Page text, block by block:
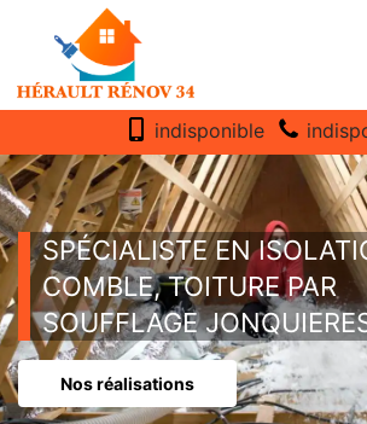
indisponible
SPÉCIALISTE EN
COMBLE, TOITURE PAR
SOUFFLAGE
Nos réalisations